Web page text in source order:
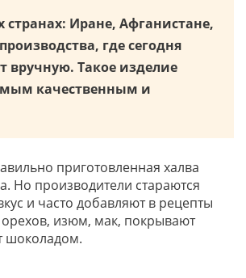
странах: Иране, Афганистане,
где сегодня
вручную. Такое изделие
качественным и
приготовленная халва
Но производители стараются
и часто добавляют в рецепты
орехов, изюм, мак, покрывают
шоколадом.